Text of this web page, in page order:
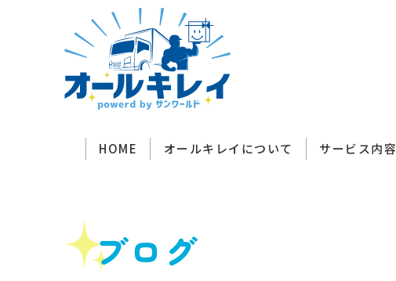
HOME オールキレイについて サービス内容
ブログ